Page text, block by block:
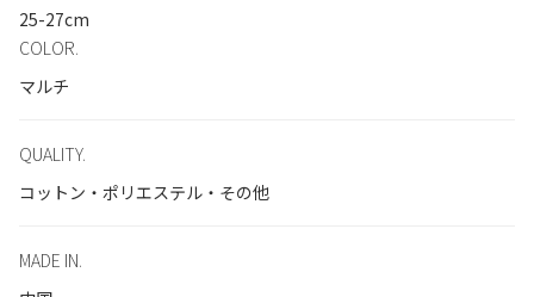
25-27cm
COLOR.
マルチ
QUALITY.
コットン・ポリエステル・その他
MADE IN.